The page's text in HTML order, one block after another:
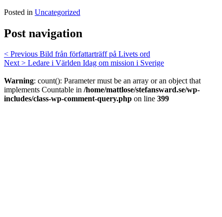
Posted in Uncategorized
Post navigation
< Previous Bild från författarträff på Livets ord
Next > Ledare i Världen Idag om mission i Sverige
Warning: count(): Parameter must be an array or an object that
implements Countable in /home/mattlose/stefansward.se/wp-
includes/class-wp-comment-query.php on line 399